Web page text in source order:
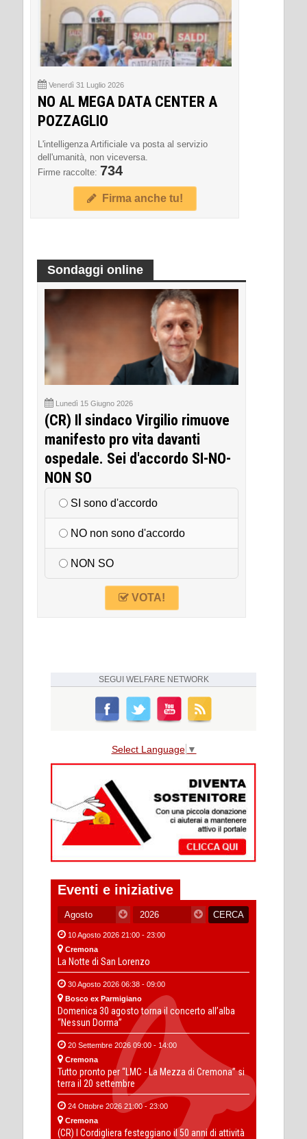
Venerdì 31 Luglio 2026
NO AL MEGA DATA CENTER A
POZZAGLIO
L'intelligenza Artificiale va posta al servizio
dell'umanità, non viceversa.
Firme raccolte: 734
Firma anche tu!
Sondaggi online
Lunedì 15 Giugno 2026
(CR) Il sindaco Virgilio rimuove
manifesto pro vita davanti
ospedale. Sei d'accordo SI-NO-
NON SO
SI sono d'accordo
NO non sono d'accordo
NON SO
VOTA!
SEGUI WELFARE NETWORK
Select Language ▼
Eventi e iniziative
10 Agosto 2026 21:00 - 23:00
Cremona
La Notte di San Lorenzo
30 Agosto 2026 06:38 - 09:00
Bosco ex Parmigiano
Domenica 30 agosto torna il concerto all’alba
“Nessun Dorma”
20 Settembre 2026 09:00 - 14:00
Cremona
Tutto pronto per “LMC - La Mezza di Cremona” si
terra il 20 settembre
24 Ottobre 2026 21:00 - 23:00
Cremona
(CR) I Cordigliera festeggiano il 50 anni di attività